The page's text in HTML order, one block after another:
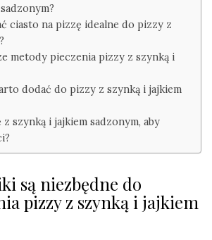
ciasto na pizzę idealne do pizzy z
metody pieczenia pizzy z szynką i
dodać do pizzy z szynką i jajkiem
szynką i jajkiem sadzonym, aby
są niezbędne do
pizzy z szynką i jajkiem